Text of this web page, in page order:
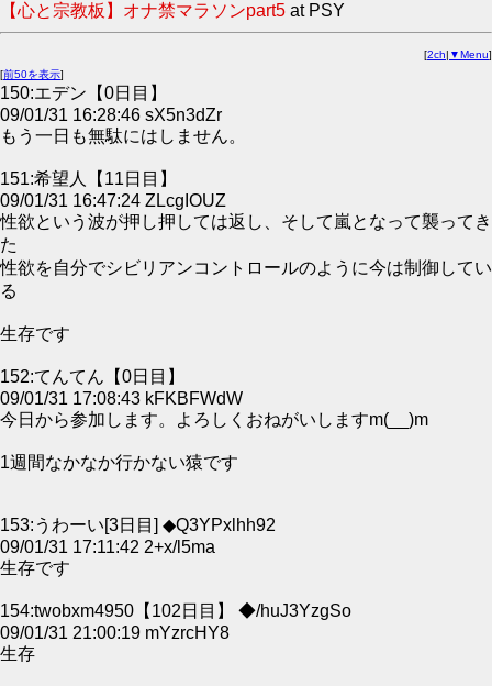
【心と宗教板】オナ禁マラソンpart5 at PSY
[2ch| ▼Menu]
[前50を表示]
150:エデン【0日目】
09/01/31 16:28:46 sX5n3dZr
もう一日も無駄にはしません。
151:希望人【11日目】
09/01/31 16:47:24 ZLcgIOUZ
性欲という波が押し押しては返し、そして嵐となって襲ってき
た
性欲を自分でシビリアンコントロールのように今は制御してい
る
生存です
152:てんてん【0日目】
09/01/31 17:08:43 kFKBFWdW
今日から参加します。よろしくおねがいしますm(__)m
1週間なかなか行かない猿です
153:うわーい[3日目] ◆Q3YPxlhh92
09/01/31 17:11:42 2+x/l5ma
生存です
154:twobxm4950【102日目】 ◆/huJ3YzgSo
09/01/31 21:00:19 mYzrcHY8
生存